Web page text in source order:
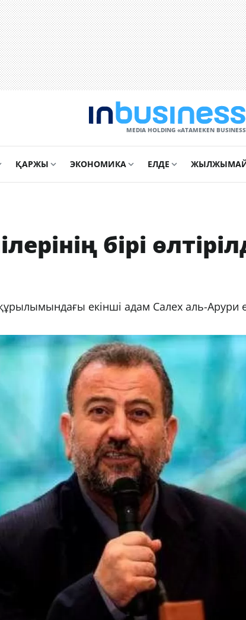
MEDIA HOLDING «ATAMEKЕN
ҚАРЖЫ ЭКОНОМИКА ЕЛДЕ
бірі
екінші адам Салех аль-Арури